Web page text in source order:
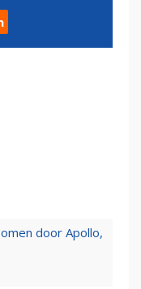
door Apollo,